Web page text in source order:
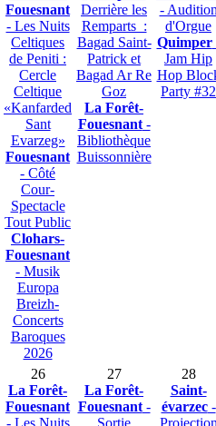
Fouesnant
- Les Nuits
Celtiques
de Peniti :
Cercle
Celtique
«Kanfarded
Sant
Evarzeg»
Fouesnant
- Côté
Cour-
Spectacle
Tout Public
Clohars-
Fouesnant
- Musik
Europa
Breizh-
Concerts
Baroques
2026
Derrière les
Remparts :
Bagad Saint-
Patrick et
Bagad Ar Re
Goz
La Forêt-
Fouesnant-
Bibliothèque
Buissonnière
-
d'Orgue
Quimper
Jam Hip
Hop
Party #32
26
La Forêt-
Fouesnant
- Les Nuits
27
La Forêt-
Fouesnant-
Sortie
28
Saint-
évarzec-